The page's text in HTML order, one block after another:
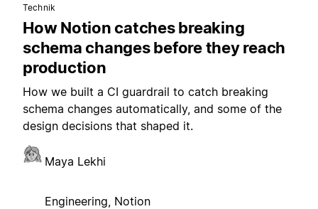
Technik
How Notion catches breaking
schema changes before they reach
production
How we built a CI guardrail to catch breaking
schema changes automatically, and some of the
design decisions that shaped it.
Maya Lekhi
Engineering, Notion